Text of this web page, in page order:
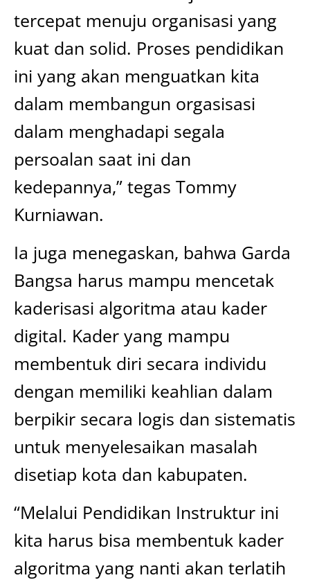
tercepat menuju organisasi yang
kuat dan solid. Proses pendidikan
ini yang akan menguatkan kita
dalam membangun orgasisasi
dalam menghadapi segala
persoalan saat ini dan
kedepannya,” tegas Tommy
Kurniawan.
Ia juga menegaskan, bahwa Garda
Bangsa harus mampu mencetak
kaderisasi algoritma atau kader
digital. Kader yang mampu
membentuk diri secara individu
dengan memiliki keahlian dalam
berpikir secara logis dan sistematis
untuk menyelesaikan masalah
disetiap kota dan kabupaten.
“Melalui Pendidikan Instruktur ini
kita harus bisa membentuk kader
algoritma yang nanti akan terlatih